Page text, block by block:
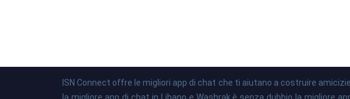
ISN Connect offre le migliori app di chat che ti aiutano a costruire